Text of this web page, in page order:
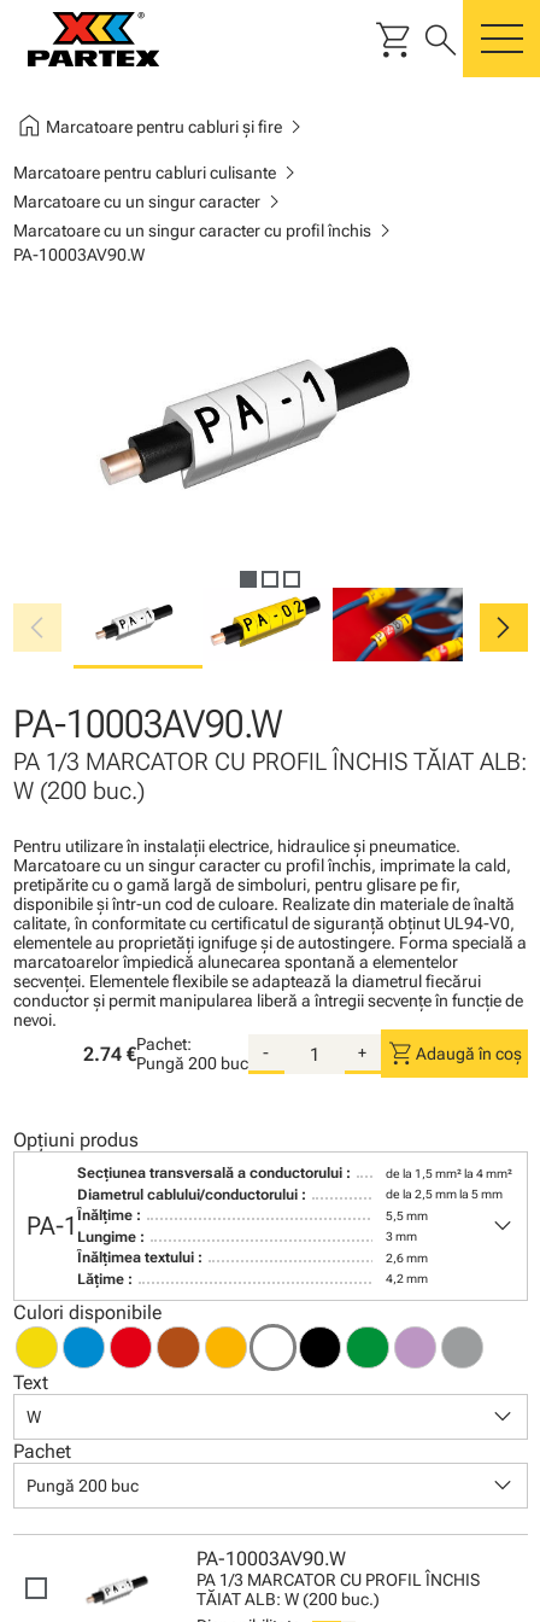
shopping_cart search
home Marcatoare pentru cabluri și firechevron_right
Marcatoare pentru cabluri culisantechevron_right
Marcatoare cu un singur caracterchevron_right
Marcatoare cu un singur caracter cu profil închischevron_right
PA-10003AV90.W
chevron_left chevron_right
PA-10003AV90.W
PA 1/3 MARCATOR CU PROFIL ÎNCHIS TĂIAT ALB:
W (200 buc.)
Pentru utilizare în instalaţii electrice, hidraulice şi pneumatice.
Marcatoare cu un singur caracter cu profil închis, imprimate la cald,
pretipărite cu o gamă largă de simboluri, pentru glisare pe fir,
disponibile şi într-un cod de culoare. Realizate din materiale de înaltă
calitate, în conformitate cu certificatul de siguranţă obţinut UL94-V0,
elementele au proprietăţi ignifuge şi de autostingere. Forma specială a
marcatoarelor împiedică alunecarea spontană a elementelor
secvenţei. Elementele flexibile se adaptează la diametrul fiecărui
conductor şi permit manipularea liberă a întregii secvenţe în funcţie de
nevoi.
2.74 €Pachet:
Pungă 200 buc
- + shopping_cart Adaugă în coș
Opțiuni produs
PA-1
Secţiunea transversală a conductorului : de la 1,5 mm² la 4 mm²
Diametrul cablului/conductorului : de la 2,5 mm la 5 mm
Înălţime : 5,5 mm
Lungime : 3 mm
Înălţimea textului : 2,6 mm
Lăţime : 4,2 mm
keyboard_arrow_down
Culori disponibile
Text
W keyboard_arrow_down
Pachet
Pungă 200 buc keyboard_arrow_down
PA-10003AV90.W
PA 1/3 MARCATOR CU PROFIL ÎNCHIS
TĂIAT ALB: W (200 buc.)